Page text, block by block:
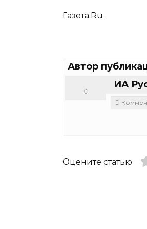
Газета.Ru
Автор
ИА
0
Оцените статью